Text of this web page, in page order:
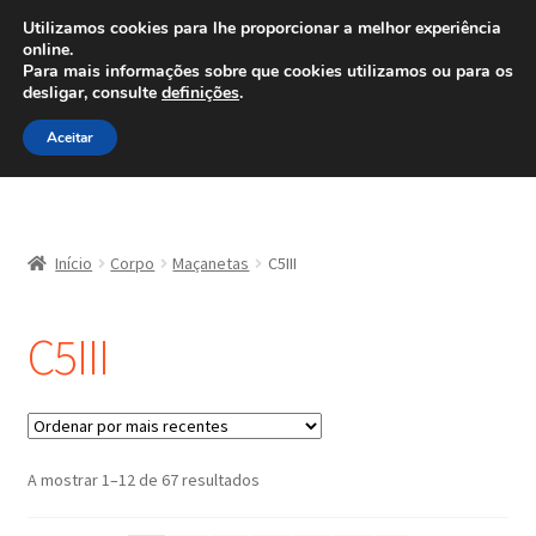
ENVIO a partir de 7 EUR
Ligue para 800 500 626 diariamente
Ir
para
a
Saltar
para
o
Confira
Contato
Minha conta
Início Corpo Maçanetas C5III
C5III
A mostrar 1–12 de 67 resultadosOrdenado
Utilizamos cookies para lhe proporcionar a melhor experiência
online.
Para mais informações sobre que cookies utilizamos ou para os
desligar, consulte definições.
Aceitar